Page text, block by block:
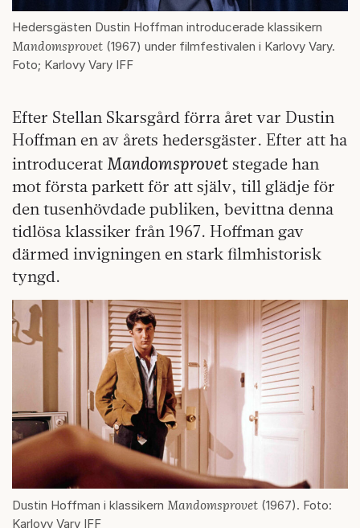
Hedersgästen Dustin Hoffman introducerade klassikern
Mandomsprovet (1967) under filmfestivalen i Karlovy Vary.
Foto; Karlovy Vary IFF
Efter Stellan Skarsgård förra året var Dustin
Hoffman en av årets hedersgäster. Efter att ha
introducerat Mandomsprovet stegade han
mot första parkett för att själv, till glädje för
den tusenhövdade publiken, bevittna denna
tidlösa klassiker från 1967. Hoffman gav
därmed invigningen en stark filmhistorisk
tyngd.
Dustin Hoffman i klassikern Mandomsprovet (1967). Foto:
Karlovy Vary IFF